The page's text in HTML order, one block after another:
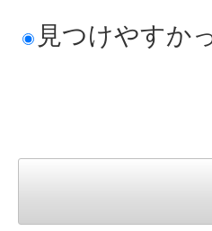
見つけやすか